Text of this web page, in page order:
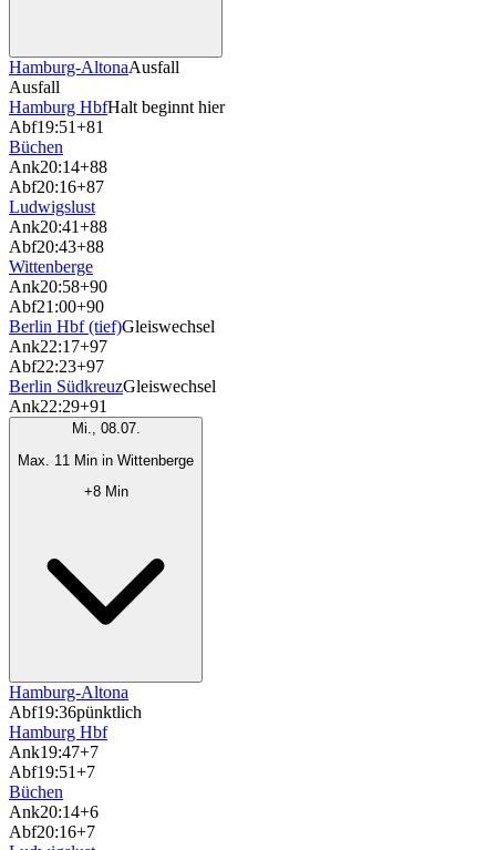
Hamburg-AltonaAusfall
Ausfall
Hamburg HbfHalt beginnt hier
Abf19:51+81
Büchen
Ank20:14+88
Abf20:16+87
Ludwigslust
Ank20:41+88
Abf20:43+88
Wittenberge
Ank20:58+90
Abf21:00+90
Berlin Hbf (tief)Gleiswechsel
Ank22:17+97
Abf22:23+97
Berlin SüdkreuzGleiswechsel
Ank22:29+91
Mi., 08.07.
Max. 11 Min in Wittenberge
+8 Min
Hamburg-Altona
Abf19:36pünktlich
Hamburg Hbf
Ank19:47+7
Abf19:51+7
Büchen
Ank20:14+6
Abf20:16+7